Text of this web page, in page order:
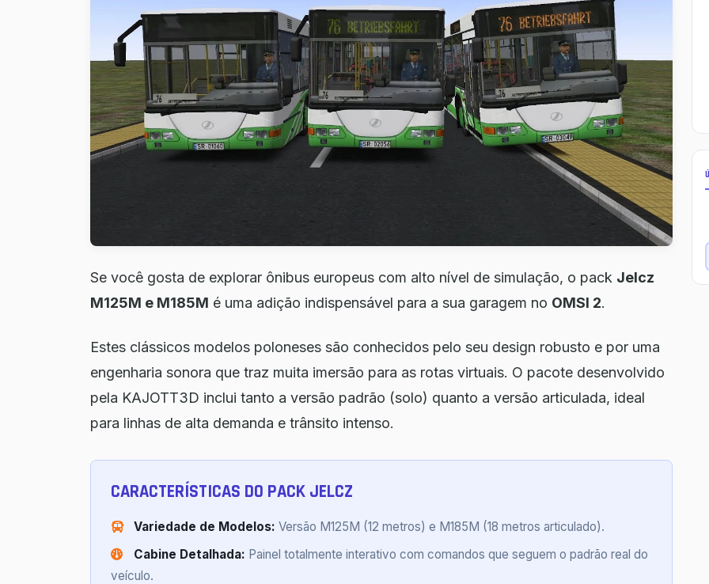
Se você gosta de explorar ônibus europeus com alto nível de simulação, o pack Jelcz
M125M e M185M é uma adição indispensável para a sua garagem no OMSI 2.
Estes clássicos modelos poloneses são conhecidos pelo seu design robusto e por uma
engenharia sonora que traz muita imersão para as rotas virtuais. O pacote desenvolvido
pela KAJOTT3D inclui tanto a versão padrão (solo) quanto a versão articulada, ideal
para linhas de alta demanda e trânsito intenso.
CARACTERÍSTICAS DO PACK JELCZ
Variedade de Modelos: Versão M125M (12 metros) e M185M (18 metros articulado).
Cabine Detalhada: Painel totalmente interativo com comandos que seguem o padrão real do
veículo.